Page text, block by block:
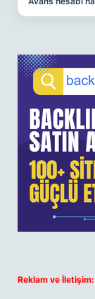
Reklam ve İletişim: